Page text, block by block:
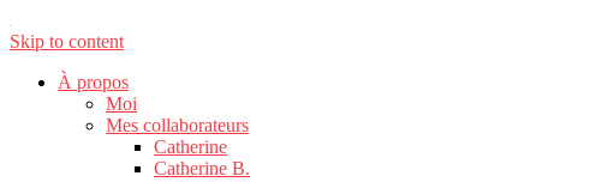
Skip to content
À propos
Moi
Mes collaborateurs
Catherine
Catherine B.